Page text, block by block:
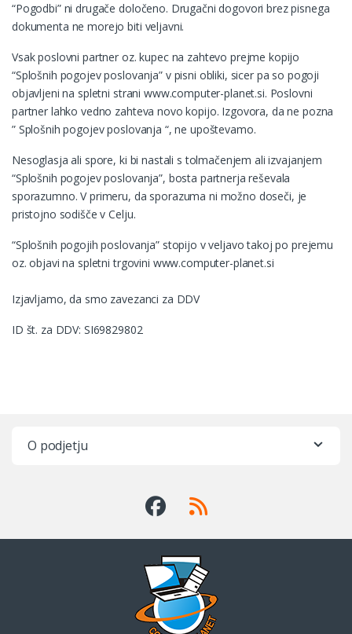
“Pogodbi” ni drugače določeno. Drugačni dogovori brez pisnega
dokumenta ne morejo biti veljavni.
Vsak poslovni partner oz. kupec na zahtevo prejme kopijo
“Splošnih pogojev poslovanja” v pisni obliki, sicer pa so pogoji
objavljeni na spletni strani www.computer-planet.si. Poslovni
partner lahko vedno zahteva novo kopijo. Izgovora, da ne pozna
” Splošnih pogojev poslovanja “, ne upoštevamo.
Nesoglasja ali spore, ki bi nastali s tolmačenjem ali izvajanjem
“Splošnih pogojev poslovanja”, bosta partnerja reševala
sporazumno. V primeru, da sporazuma ni možno doseči, je
pristojno sodišče v Celju.
“Splošnih pogojih poslovanja” stopijo v veljavo takoj po prejemu
oz. objavi na spletni trgovini www.computer-planet.si
Izjavljamo, da smo zavezanci za DDV
ID št. za DDV: SI69829802
O podjetju